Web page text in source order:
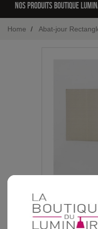
Nos produits boutique
Home Abat-jour
Abat-jour
Lighting